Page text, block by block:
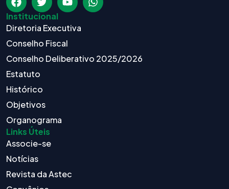
Institucional
Diretoria Executiva
Conselho Fiscal
Conselho Deliberativo 2025/2026
Estatuto
Histórico
Objetivos
Organograma
Links Úteis
Associe-se
Notícias
Revista da Astec